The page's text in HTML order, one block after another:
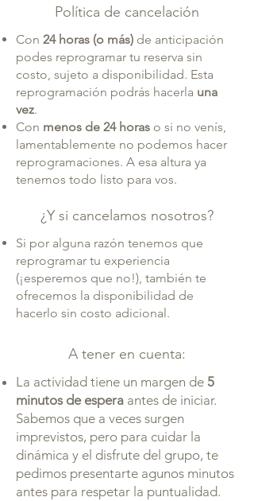
Política de cancelación
Con 24 horas (o más) de anticipación
podes reprogramar tu reserva sin
costo, sujeto a disponibilidad. Esta
reprogramación podrás hacerla una
vez.
Con menos de 24 horas o si no venís,
lamentablemente no podemos hacer
reprogramaciones. A esa altura ya
tenemos todo listo para vos.
¿Y si cancelamos nosotros?
Si por alguna razón tenemos que
reprogramar tu experiencia
(¡esperemos que no!), también te
ofrecemos la disponibilidad de
hacerlo sin costo adicional.
A tener en cuenta:​
La actividad tiene un margen de 5
minutos de espera antes de iniciar.
Sabemos que a veces surgen
imprevistos, pero para cuidar la
dinámica y el disfrute del grupo, te
pedimos presentarte agunos minutos
antes para respetar la puntualidad.